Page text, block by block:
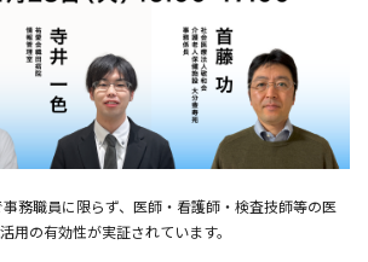
務職員に限らず、医師・看護師・検査技師等の医
用の有効性が実証されています。